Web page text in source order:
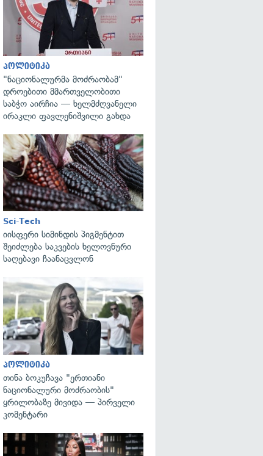
გადახედვა
პოლიტიკა
"ნაციონალურმა მოძრაობამ"
დროებითი მმართველობითი
საბჭო აირჩია — ხელმძღვანელი
ირაკლი ფავლენიშვილი გახდა
Sci-Tech
იისფერი სიმინდის პიგმენტით
შეიძლება საკვების ხელოვნური
საღებავი ჩაანაცვლონ
პოლიტიკა
თინა ბოკუჩავა "ერთიანი
ნაციონალური მოძრაობის"
ყრილობაზე მივიდა — პირველი
კომენტარი